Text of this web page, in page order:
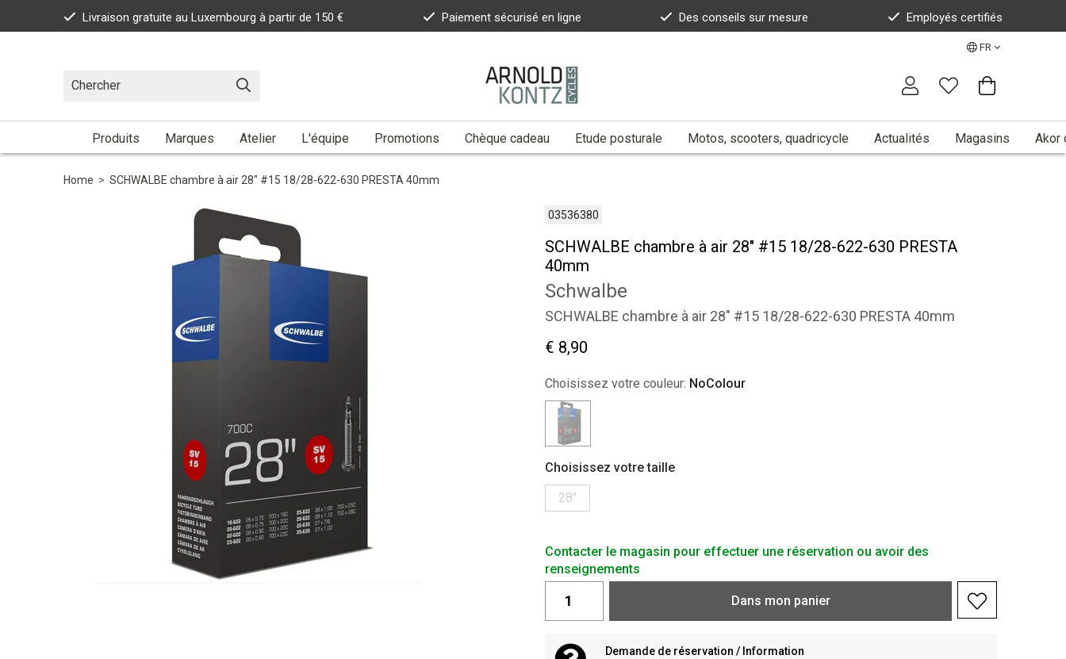
Livraison gratuite au Luxembourg à partir de 150 € Paiement sécurisé en ligne Des conseils sur mesure Employés certifiés
FR
Produits Marques Atelier L'équipe Promotions Chèque cadeau Etude posturale Motos, scooters, quadricycle Actualités Magasins Akor
Home > SCHWALBE chambre à air 28" #15 18/28-622-630 PRESTA 40mm
03536380
SCHWALBE chambre à air 28" #15 18/28-622-630 PRESTA
40mm
Schwalbe
SCHWALBE chambre à air 28" #15 18/28-622-630 PRESTA 40mm
€ 8,90
Choisissez votre couleur: NoColour
Choisissez votre taille
28"
Contacter le magasin pour effectuer une réservation ou avoir des
renseignements
Dans mon panier
Demande de réservation / Information